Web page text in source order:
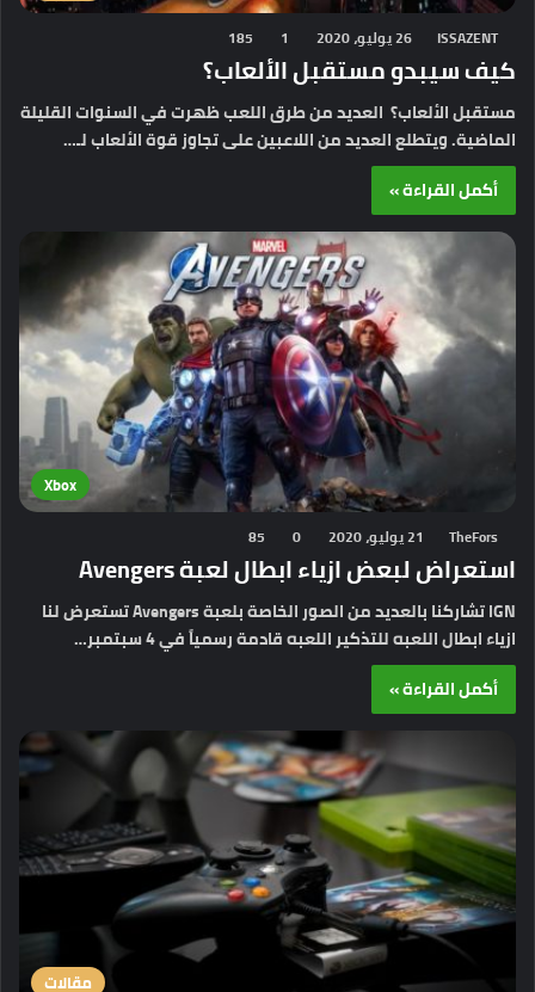
ISSAZENT 26 يوليو، 2020 1
185
كيف سيبدو مستقبل الألعاب؟
مستقبل الألعاب؟ العديد من طرق اللعب ظهرت في السنوات القليلة
الماضية. ويتطلع العديد من اللاعبين على تجاوز قوة الألعاب لـ…
أكمل القراءة »
Xbox
TheFors 21 يوليو، 2020 0
85
استعراض لبعض ازياء ابطال لعبة Avengers
IGN تشاركنا بالعديد من الصور الخاصة بلعبة Avengers تستعرض لنا
ازياء ابطال اللعبه للتذكير اللعبه قادمة رسمياً في 4 سبتمبر…
أكمل القراءة »
مقالات